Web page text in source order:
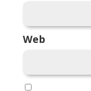
Web